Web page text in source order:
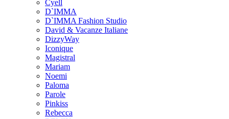
Cyell
D`IMMA
D`IMMA Fashion Studio
David & Vacanze Italiane
DizzyWay
Iconique
Magistral
Mariam
Noemi
Paloma
Parole
Pinkiss
Rebecca